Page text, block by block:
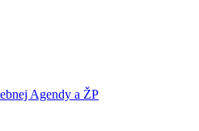
Agendy a ŽP